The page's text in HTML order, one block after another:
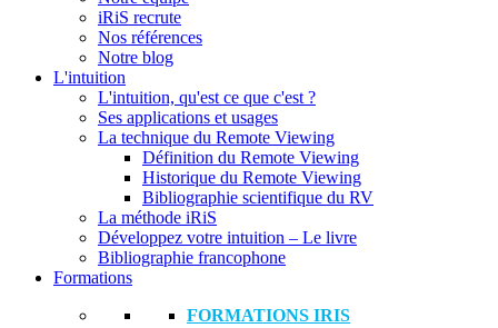
iRiS recrute
Nos références
Notre blog
L'intuition
L'intuition, qu'est ce que c'est ?
Ses applications et usages
La technique du Remote Viewing
Définition du Remote Viewing
Historique du Remote Viewing
Bibliographie scientifique du RV
La méthode iRiS
Développez votre intuition – Le livre
Bibliographie francophone
Formations
FORMATIONS IRIS